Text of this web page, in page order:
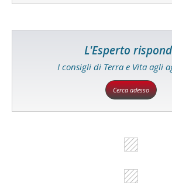
L'Esperto
I consigli di Terra e Vita agli
Cerca adesso